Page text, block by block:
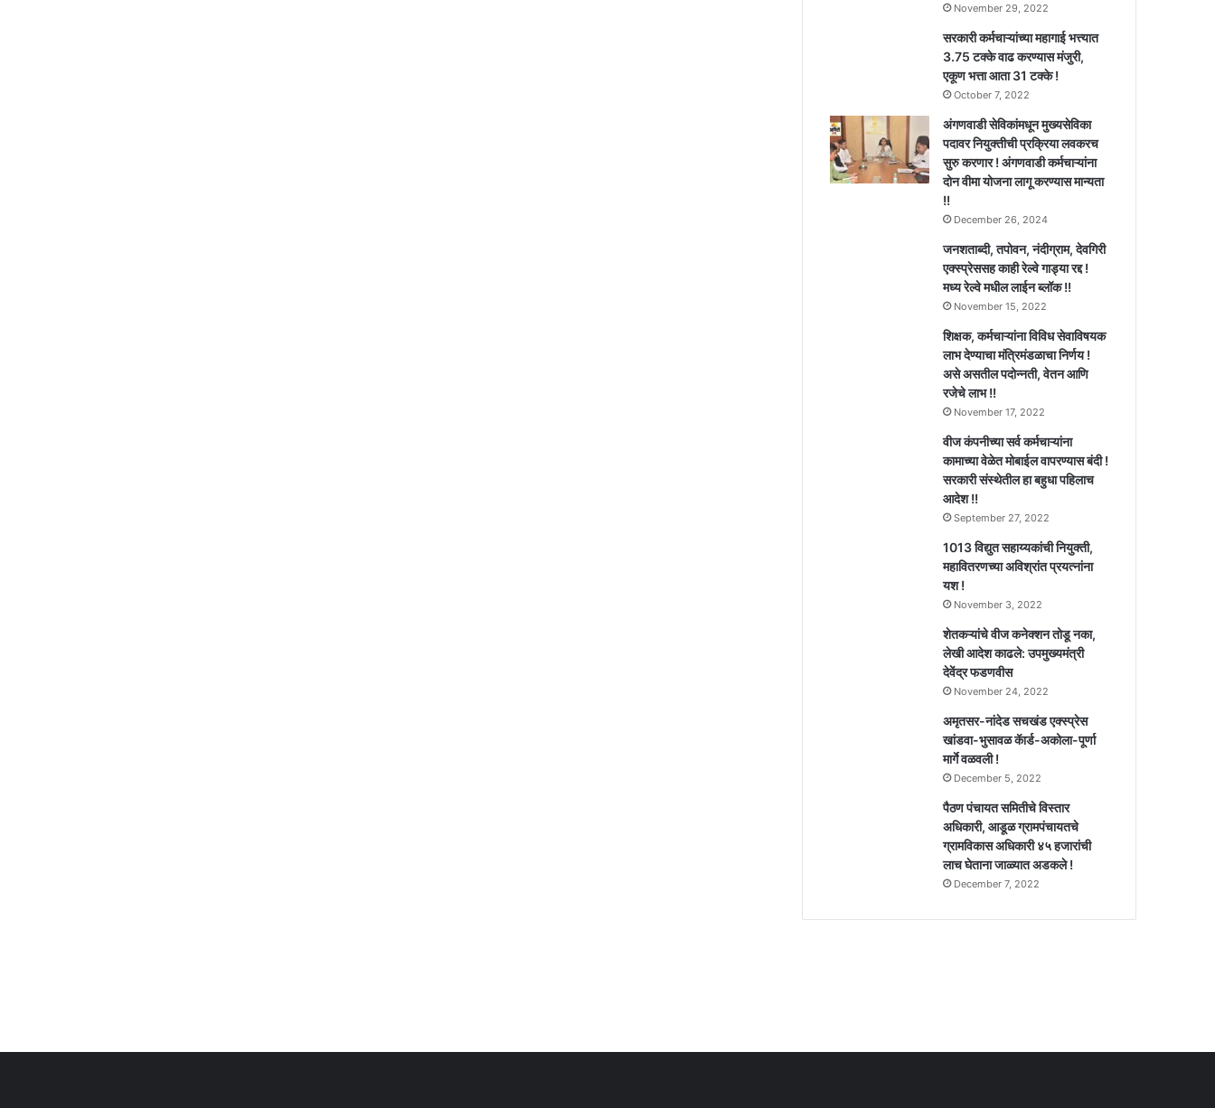
November 29, 2022
सरकारी कर्मचाऱ्यांच्या महागाई भत्त्यात
3.75 टक्के वाढ करण्यास मंजुरी,
एकूण भत्ता आता 31 टक्के !
October 7, 2022
अंगणवाडी सेविकांमधून मुख्यसेविका
पदावर नियुक्तीची प्रक्रिया लवकरच
सुरु करणार ! अंगणवाडी कर्मचाऱ्यांना
दोन वीमा योजना लागू करण्यास मान्यता
!!
December 26, 2024
जनशताब्दी, तपोवन, नंदीग्राम, देवगिरी
एक्स्प्रेससह काही रेल्वे गाड्या रद्द !
मध्य रेल्वे मधील लाईन ब्लॉक !!
November 15, 2022
शिक्षक, कर्मचाऱ्यांना विविध सेवाविषयक
लाभ देण्याचा मंत्रिमंडळाचा निर्णय !
असे असतील पदोन्नती, वेतन आणि
रजेचे लाभ !!
November 17, 2022
वीज कंपनीच्या सर्व कर्मचाऱ्यांना
कामाच्या वेळेत मोबाईल वापरण्यास बंदी !
सरकारी संस्थेतील हा बहुधा पहिलाच
आदेश !!
September 27, 2022
1013 विद्युत सहाय्यकांची नियुक्ती,
महावितरणच्या अविश्रांत प्रयत्नांना
यश !
November 3, 2022
शेतकऱ्यांचे वीज कनेक्शन तोडू नका,
लेखी आदेश काढले: उपमुख्यमंत्री
देवेंद्र फडणवीस
November 24, 2022
अमृतसर-नांदेड सचखंड एक्स्प्रेस
खांडवा-भुसावळ कॅार्ड-अकोला-पूर्णा
मार्गे वळवली !
December 5, 2022
पैठण पंचायत समितीचे विस्तार
अधिकारी, आडूळ ग्रामपंचायतचे
ग्रामविकास अधिकारी ४५ हजारांची
लाच घेताना जाळ्यात अडकले !
December 7, 2022